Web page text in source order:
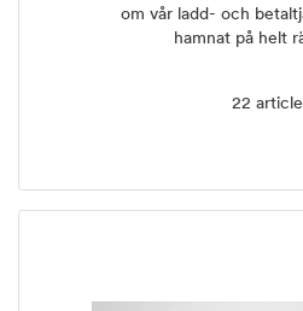
om vår ladd- och
hamnat på helt
22